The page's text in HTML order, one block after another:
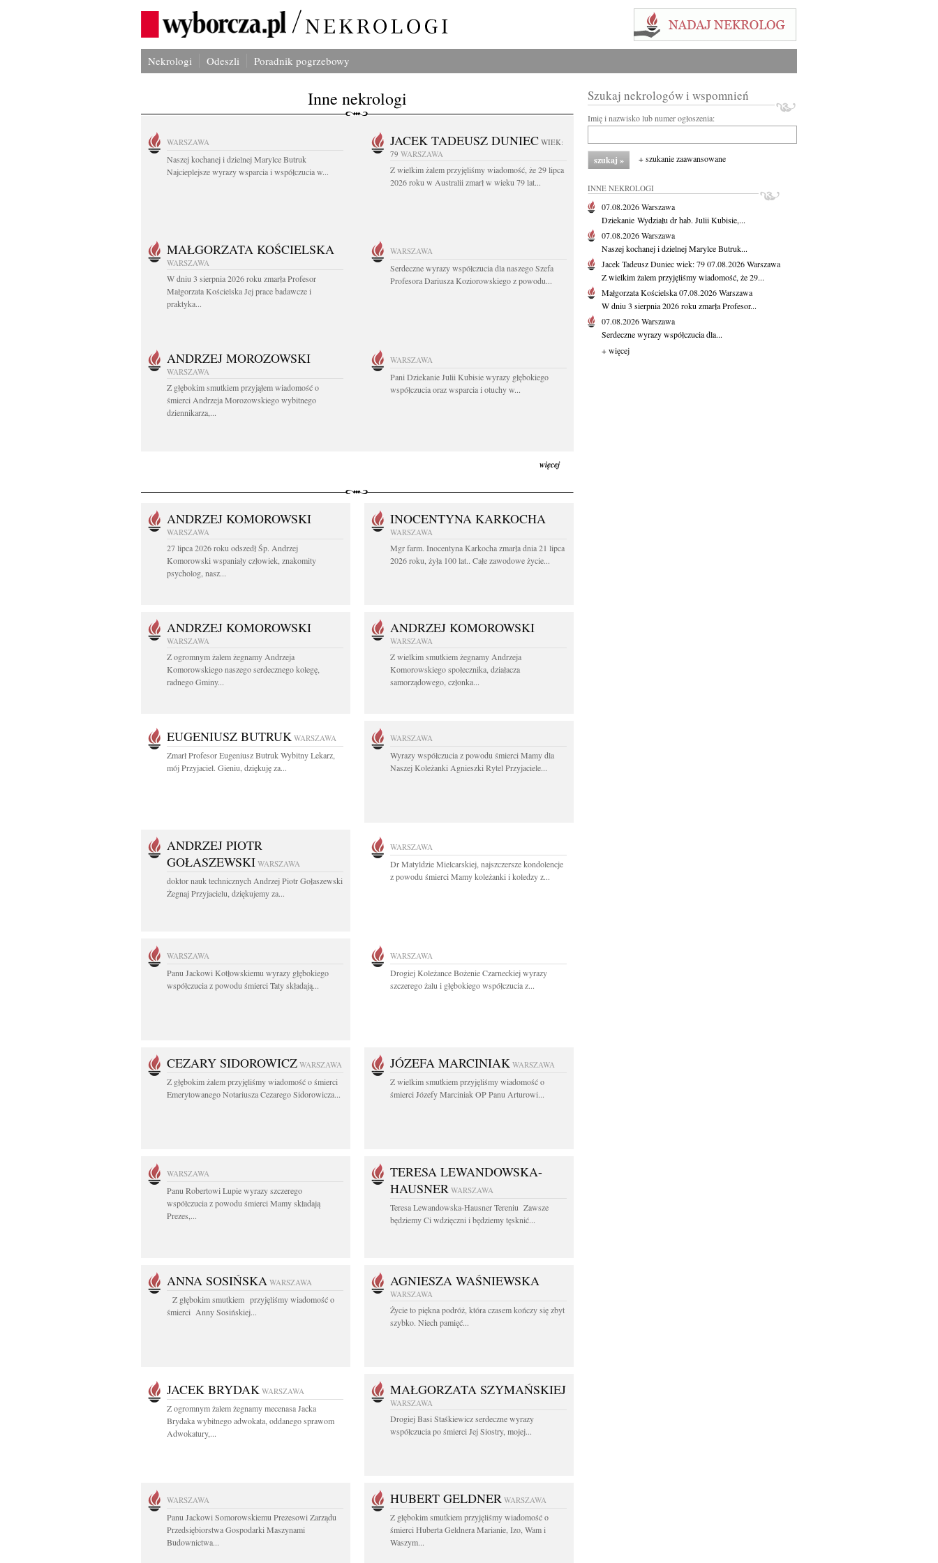
Nekrologi Odeszli Poradnik pogrzebowy
Inne nekrologi
WARSZAWA
Naszej kochanej i dzielnej Marylce Butruk
Najcieplejsze wyrazy wsparcia i współczucia w...
JACEK TADEUSZ DUNIEC WIEK:
79 WARSZAWA
Z wielkim żalem przyjęliśmy wiadomość, że 29 lipca
2026 roku w Australii zmarł w wieku 79 lat...
MAŁGORZATA KOŚCIELSKA
WARSZAWA
W dniu 3 sierpnia 2026 roku zmarła Profesor
Małgorzata Kościelska Jej prace badawcze i
praktyka...
WARSZAWA
Serdeczne wyrazy współczucia dla naszego Szefa
Profesora Dariusza Koziorowskiego z powodu...
ANDRZEJ MOROZOWSKI
WARSZAWA
Z głębokim smutkiem przyjąłem wiadomość o
śmierci Andrzeja Morozowskiego wybitnego
dziennikarza,...
WARSZAWA
Pani Dziekanie Julii Kubisie wyrazy głębokiego
współczucia oraz wsparcia i otuchy w...
więcej
ANDRZEJ KOMOROWSKI
WARSZAWA
27 lipca 2026 roku odszedł Śp. Andrzej
Komorowski wspaniały człowiek, znakomity
psycholog, nasz...
INOCENTYNA KARKOCHA
WARSZAWA
Mgr farm. Inocentyna Karkocha zmarła dnia 21 lipca
2026 roku, żyła 100 lat.. Całe zawodowe życie...
ANDRZEJ KOMOROWSKI
WARSZAWA
Z ogromnym żalem żegnamy Andrzeja
Komorowskiego naszego serdecznego kolegę,
radnego Gminy...
ANDRZEJ KOMOROWSKI
WARSZAWA
Z wielkim smutkiem żegnamy Andrzeja
Komorowskiego społecznika, działacza
samorządowego, członka...
EUGENIUSZ BUTRUK WARSZAWA
Zmarł Profesor Eugeniusz Butruk Wybitny Lekarz,
mój Przyjaciel. Gieniu, dziękuję za...
WARSZAWA
Wyrazy współczucia z powodu śmierci Mamy dla
Naszej Koleżanki Agnieszki Rytel Przyjaciele...
ANDRZEJ PIOTR
GOŁASZEWSKI WARSZAWA
doktor nauk technicznych Andrzej Piotr Gołaszewski
Żegnaj Przyjacielu, dziękujemy za...
WARSZAWA
Dr Matyldzie Mielcarskiej, najszczersze kondolencje
z powodu śmierci Mamy koleżanki i koledzy z...
WARSZAWA
Panu Jackowi Kotłowskiemu wyrazy głębokiego
współczucia z powodu śmierci Taty składają...
WARSZAWA
Drogiej Koleżance Bożenie Czarneckiej wyrazy
szczerego żalu i głębokiego współczucia z...
CEZARY SIDOROWICZ WARSZAWA
Z głębokim żalem przyjęliśmy wiadomość o śmierci
Emerytowanego Notariusza Cezarego Sidorowicza...
JÓZEFA MARCINIAK WARSZAWA
Z wielkim smutkiem przyjęliśmy wiadomość o
śmierci Józefy Marciniak OP Panu Arturowi...
WARSZAWA
Panu Robertowi Lupie wyrazy szczerego
współczucia z powodu śmierci Mamy składają
Prezes,...
TERESA LEWANDOWSKA-
HAUSNER WARSZAWA
Teresa Lewandowska-Hausner Tereniu Zawsze
będziemy Ci wdzięczni i będziemy tęsknić...
ANNA SOSIŃSKA WARSZAWA
Z głębokim smutkiem przyjęliśmy wiadomość o
śmierci Anny Sosińskiej...
AGNIESZA WAŚNIEWSKA
WARSZAWA
Życie to piękna podróż, która czasem kończy się zbyt
szybko. Niech pamięć...
JACEK BRYDAK WARSZAWA
Z ogromnym żalem żegnamy mecenasa Jacka
Brydaka wybitnego adwokata, oddanego sprawom
Adwokatury,...
MAŁGORZATA SZYMAŃSKIEJ
WARSZAWA
Drogiej Basi Staśkiewicz serdeczne wyrazy
współczucia po śmierci Jej Siostry, mojej...
WARSZAWA
Panu Jackowi Somorowskiemu Prezesowi Zarządu
Przedsiębiorstwa Gospodarki Maszynami
Budownictwa...
HUBERT GELDNER WARSZAWA
Z głębokim smutkiem przyjęliśmy wiadomość o
śmierci Huberta Geldnera Marianie, Izo, Wam i
Waszym...
Szukaj nekrologów i wspomnień
Imię i nazwisko lub numer ogłoszenia:
+ szukanie zaawansowane
INNE NEKROLOGI
07.08.2026Warszawa
Dziekanie Wydziału dr hab. Julii Kubisie,...
07.08.2026Warszawa
Naszej kochanej i dzielnej Marylce Butruk...
Jacek Tadeusz Duniecwiek: 7907.08.2026Warszawa
Z wielkim żalem przyjęliśmy wiadomość, że 29...
Małgorzata Kościelska07.08.2026Warszawa
W dniu 3 sierpnia 2026 roku zmarła Profesor...
07.08.2026Warszawa
Serdeczne wyrazy współczucia dla...
+ więcej